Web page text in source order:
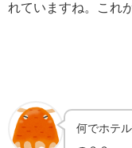
れていますね。これ
何でホテ